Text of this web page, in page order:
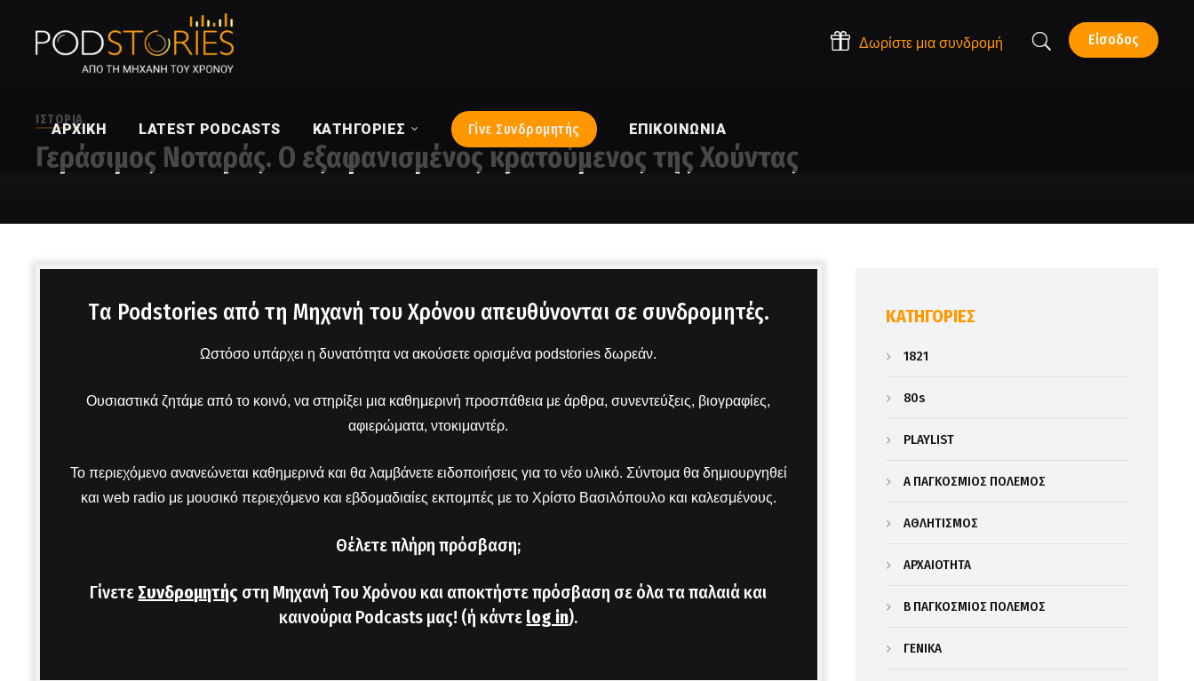
Είσοδος
Δωρίστε μια συνδρομή
ΑΡΧΙΚΉ LATEST PODCASTS ΚΑΤΗΓΟΡΊΕΣ Γίνε Συνδρομητής ΕΠΙΚΟΙΝΩΝΊΑ
ΙΣΤΟΡΙΑ
Γεράσιμος Νοταράς. Ο εξαφανισμένος κρατούμενος της Χούντας
Tα Podstories από τη Μηχανή του Χρόνου απευθύνονται σε συνδρομητές.
Ωστόσο υπάρχει η δυνατότητα να ακούσετε ορισμένα podstories δωρεάν.
Ουσιαστικά ζητάμε από το κοινό, να στηρίξει μια καθημερινή προσπάθεια με άρθρα, συνεντεύξεις, βιογραφίες,
αφιερώματα, ντοκιμαντέρ.
Το περιεχόμενο ανανεώνεται καθημερινά και θα λαμβάνετε ειδοποιήσεις για το νέο υλικό. Σύντομα θα δημιουργηθεί
και web radio με μουσικό περιεχόμενο και εβδομαδιαίες εκπομπές με το Χρίστο Βασιλόπουλο και καλεσμένους.
Θέλετε πλήρη πρόσβαση;
Γίνετε Συνδρομητής στη Μηχανή Του Χρόνου και αποκτήστε πρόσβαση σε όλα τα παλαιά και
καινούρια Podcasts μας! (ή κάντε log in).
KΑΤΗΓΟΡΊΕΣ
1821
80s
PLAYLIST
Α΄ ΠΑΓΚΟΣΜΙΟΣ ΠΟΛΕΜΟΣ
ΑΘΛΗΤΙΣΜΟΣ
ΑΡΧΑΙΟΤΗΤΑ
Β΄ ΠΑΓΚΟΣΜΙΟΣ ΠΟΛΕΜΟΣ
ΓΕΝΙΚΑ